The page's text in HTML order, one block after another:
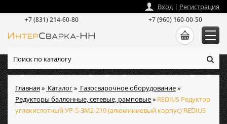
Главная» Каталог» Газосварочное оборудование»
Редукторы баллонные, сетевые, рамповые» REDIUS Редуктор
углекислотный УР-5-3М2-210 (алюминиевый корпус) REDIUS
Вход| Регистрация
+7 (831) 214-60-80 +7 (960) 160-00-50